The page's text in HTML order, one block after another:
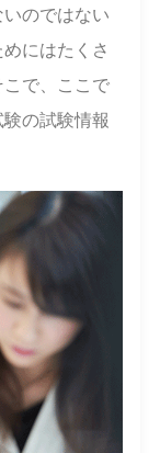
のではない
にはたくさ
で、ここで
の試験情報